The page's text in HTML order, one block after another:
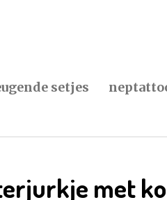
setjes
met